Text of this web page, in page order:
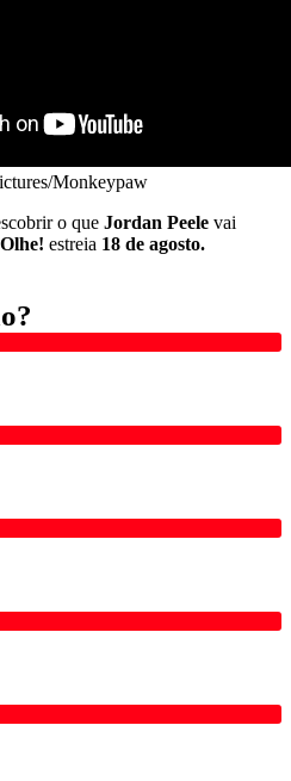
Monkeypaw
o que Jordan Peele vai
estreia 18 de agosto.